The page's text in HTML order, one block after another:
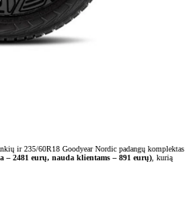
ir 235/60R18 Goodyear Nordic padangų komplektas
– 2481 eurų, nauda klientams – 891 eurų) , kurią